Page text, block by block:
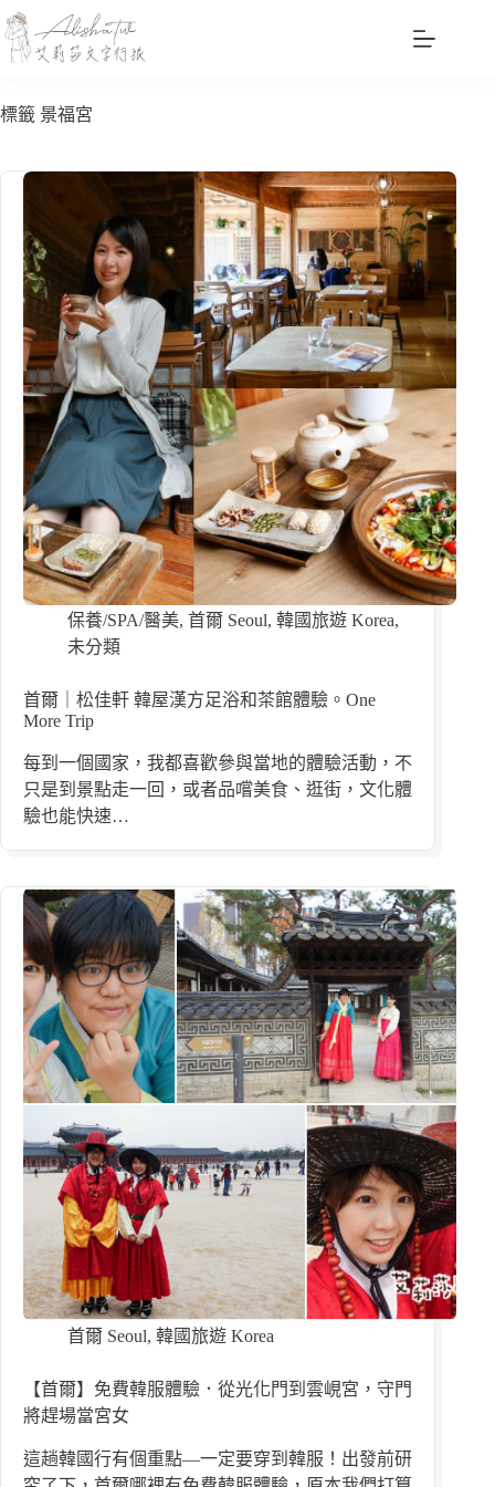
跳
至
主
內
標籤 景福宮
保養/SPA/醫美, 首爾 Seoul, 韓國旅遊 Korea,
未分類
首爾｜松佳軒 韓屋漢方足浴和茶館體驗。One
More Trip
每到一個國家，我都喜歡參與當地的體驗活動，不
只是到景點走一回，或者品嚐美食、逛街，文化體
驗也能快速…
首爾 Seoul, 韓國旅遊 Korea
【首爾】免費韓服體驗．從光化門到雲峴宮，守門
將趕場當宮女
這趟韓國行有個重點—一定要穿到韓服！出發前研